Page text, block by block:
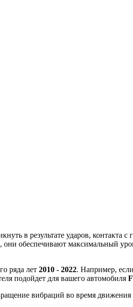
в результате ударов, контакта
обеспечивают максимальный
ряда лет 2010 - 2022. Например,
подойдет для вашего автомобиля
вибраций во время движения